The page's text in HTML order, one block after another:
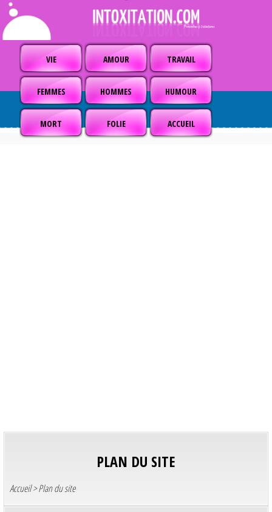
VIE AMOUR TRAVAIL
FEMMES HOMMES HUMOUR
MORT FOLIE ACCUEIL
PLAN DU SITE
Accueil> Plan du site